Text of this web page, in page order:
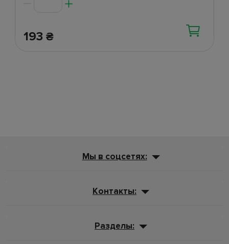
193 ₴
Мы в соцсетях:
Контакты:
Разделы: